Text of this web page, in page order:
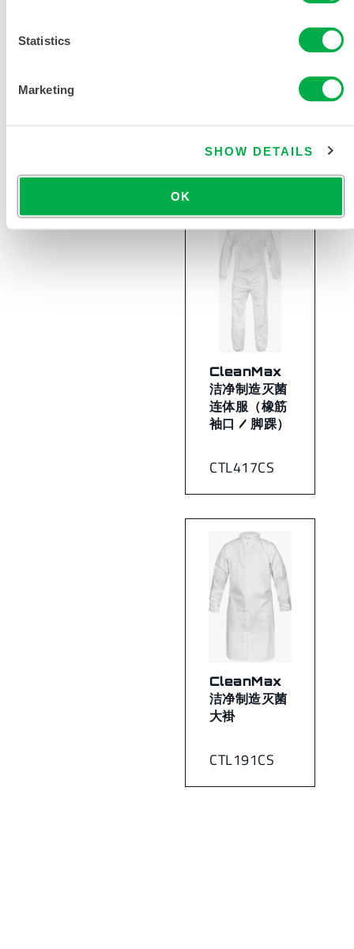
Statistics
Marketing
SHOW DETAILS
OK
CTL903CSP
CTL417CS
CleanMax
洁净制造灭菌
连体服（橡筋
袖口 / 脚踝）
CTL191CS
CleanMax
洁净制造灭菌
大褂